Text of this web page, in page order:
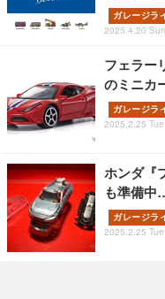
ガレージラ
2025.4.20
フェラー
のミニカ
ガレージラ
2025.2.25
ホンダ『
も準備中
ガレージラ
2025.2.25